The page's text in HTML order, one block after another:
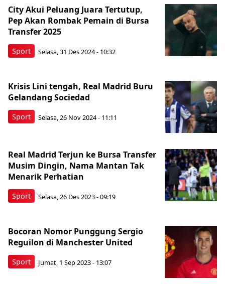
Sport
City Akui Peluang Juara Tertutup,
Pep Akan Rombak Pemain di Bursa
Transfer 2025
Selasa, 31 Des 2024 - 10:32
Sport
Krisis Lini tengah, Real Madrid Buru
Gelandang Sociedad
Selasa, 26 Nov 2024 - 11:11
Sport
Real Madrid Terjun ke Bursa Transfer
Musim Dingin, Nama Mantan Tak
Menarik Perhatian
Selasa, 26 Des 2023 - 09:19
Sport
Bocoran Nomor Punggung Sergio
Reguilon di Manchester United
Jumat, 1 Sep 2023 - 13:07